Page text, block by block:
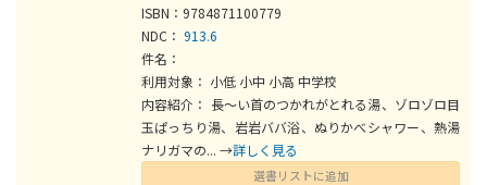
ISBN：9784871100779
NDC： 913.6
件名：
利用対象： 小低 小中 小高 中学校
内容紹介： 長～い首のつかれがとれる湯、ゾロゾロ目
玉ぱっちり湯、岩岩ババ浴、ぬりかべシャワー、熱湯
ナリガマの... →詳しく見る
選書リストに追加